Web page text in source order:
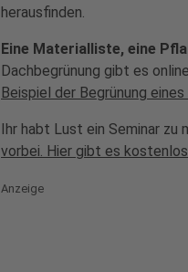
herausfinden.
Eine Materialliste, eine
Dachbegrünung gibt es
Beispiel der Begrünung
Ihr habt Lust ein Seminar zu
vorbei. Hier gibt es
Anzeige